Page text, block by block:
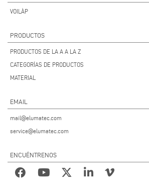
VOILÀP
PRODUCTOS
PRODUCTOS DE LA A A LA Z
CATEGORÍAS DE PRODUCTOS
MATERIAL
EMAIL
mail@elumatec.com
service@elumatec.com
ENCUÉNTRENOS